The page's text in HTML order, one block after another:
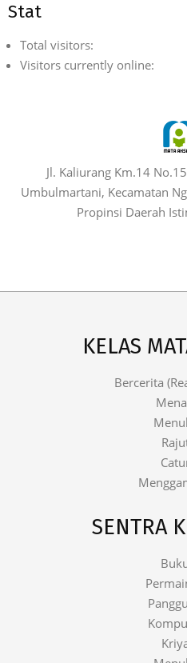
Stat
Total visitors:
Visitors currently online:
Jl. Kaliurang Km.14
Umbulmartani, Kecamatan
Propinsi Daerah
KELAS
Bercerita
SENTRA